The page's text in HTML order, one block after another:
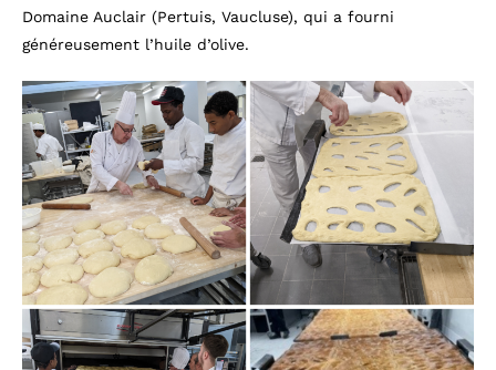
Domaine Auclair (Pertuis, Vaucluse), qui a fourni
généreusement l’huile d’olive.